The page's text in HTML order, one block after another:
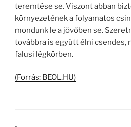
teremtése se. Viszont abban
környezetének a folyamatos
mondunk le a jövőben se.
továbbra is együtt élni csendes,
falusi légkörben.
(Forrás: BEOL.HU)